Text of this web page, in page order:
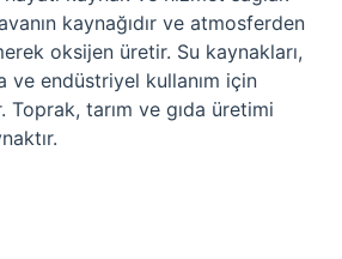
kaynağıdır ve atmosferden
oksijen üretir. Su kaynakları,
ve endüstriyel kullanım için
Toprak, tarım ve gıda üretimi